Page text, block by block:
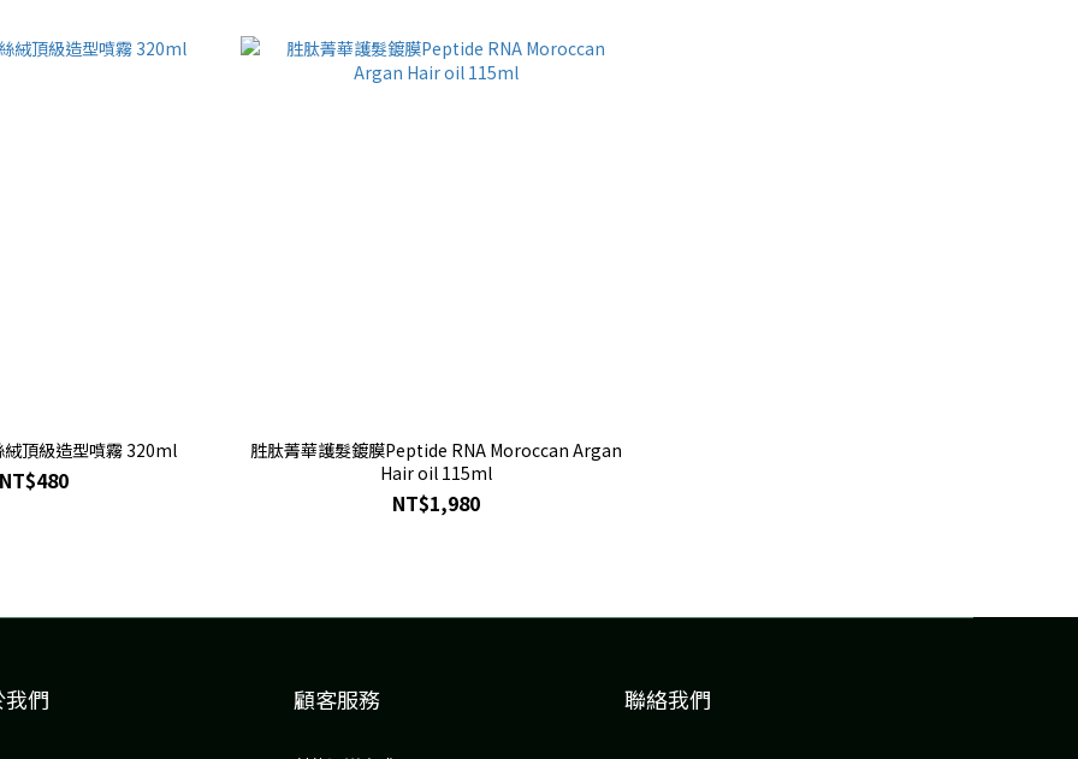
絨頂級造型噴霧 320ml
NT$480
胜肽菁華護髮鍍膜Peptide RNA Moroccan Argan
Hair oil 115ml
NT$1,980
們 顧客服務 聯絡我們